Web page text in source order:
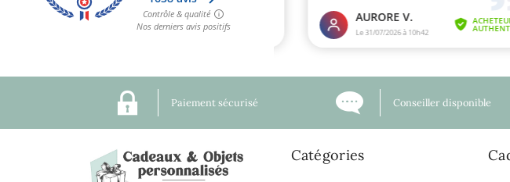
Paiement sécurisé Conseiller disponible
Catégories